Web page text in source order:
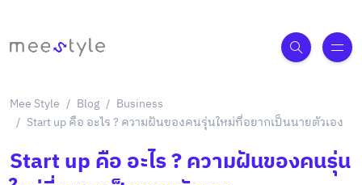
Mee Style Blog
Business
Start up คือ อะไร ? ความฝันของคนรุ่นใหม่ที่อยากเป็นนายตัวเอง
Start up คือ อะไร ? ความฝันของคนรุ่น